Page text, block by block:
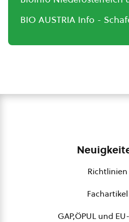
BIO AUSTRIA Info -
Richtlinien
Fachartikel
GAP,ÖPUL und